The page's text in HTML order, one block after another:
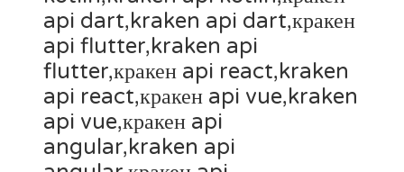
api dart,kraken api dart,кракен
api flutter,kraken api
flutter,кракен api react,kraken
api react,кракен api vue,kraken
api vue,кракен api
angular,kraken api